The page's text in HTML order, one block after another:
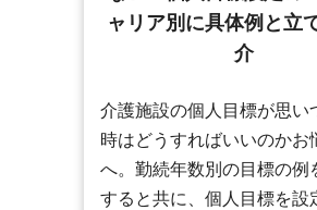
ャリア別に具体例と立
介
介護施設の個人目標が思い
時はどうすればいいのかお
へ。勤続年数別の目標の例
すると共に、個人目標を設